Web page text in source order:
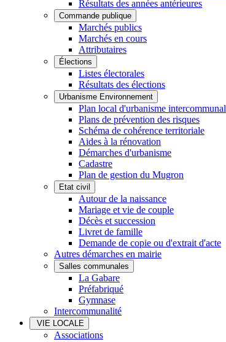
Résultats des années antérieures
Commande publique
Marchés publics
Marchés en cours
Attributaires
Élections
Listes électorales
Résultats des élections
Urbanisme Environnement
Plan local d'urbanisme intercommunal
Plans de prévention des risques
Schéma de cohérence territoriale
Aides à la rénovation
Démarches d'urbanisme
Cadastre
Plan de gestion du Mugron
Etat civil
Autour de la naissance
Mariage et vie de couple
Décès et succession
Livret de famille
Demande de copie ou d'extrait d'acte
Autres démarches en mairie
Salles communales
La Gabare
Préfabriqué
Gymnase
Intercommunalité
VIE LOCALE
Associations